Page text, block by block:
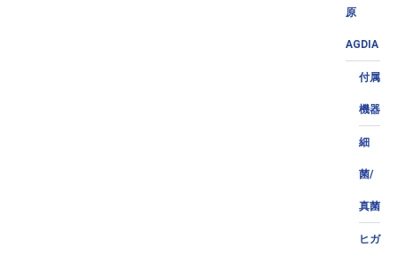
原
AGDIA
付属
機器
細
菌/
真菌
ヒガ